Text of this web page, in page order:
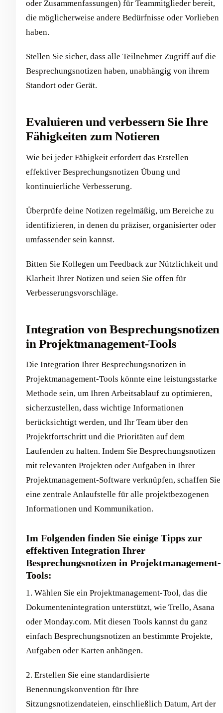
oder Zusammenfassungen) für Teammitglieder bereit,
die möglicherweise andere Bedürfnisse oder Vorlieben
haben.
Stellen Sie sicher, dass alle Teilnehmer Zugriff auf die
Besprechungsnotizen haben, unabhängig von ihrem
Standort oder Gerät.
Evaluieren und verbessern Sie Ihre
Fähigkeiten zum Notieren
Wie bei jeder Fähigkeit erfordert das Erstellen
effektiver Besprechungsnotizen Übung und
kontinuierliche Verbesserung.
Überprüfe deine Notizen regelmäßig, um Bereiche zu
identifizieren, in denen du präziser, organisierter oder
umfassender sein kannst.
Bitten Sie Kollegen um Feedback zur Nützlichkeit und
Klarheit Ihrer Notizen und seien Sie offen für
Verbesserungsvorschläge.
Integration von Besprechungsnotizen
in Projektmanagement-Tools
Die Integration Ihrer Besprechungsnotizen in
Projektmanagement-Tools könnte eine leistungsstarke
Methode sein, um Ihren Arbeitsablauf zu optimieren,
sicherzustellen, dass wichtige Informationen
berücksichtigt werden, und Ihr Team über den
Projektfortschritt und die Prioritäten auf dem
Laufenden zu halten. Indem Sie Besprechungsnotizen
mit relevanten Projekten oder Aufgaben in Ihrer
Projektmanagement-Software verknüpfen, schaffen Sie
eine zentrale Anlaufstelle für alle projektbezogenen
Informationen und Kommunikation.
Im Folgenden finden Sie einige Tipps zur
effektiven Integration Ihrer
Besprechungsnotizen in Projektmanagement-
Tools:
1. Wählen Sie ein Projektmanagement-Tool, das die
Dokumentenintegration unterstützt, wie Trello, Asana
oder Monday.com. Mit diesen Tools kannst du ganz
einfach Besprechungsnotizen an bestimmte Projekte,
Aufgaben oder Karten anhängen.
2. Erstellen Sie eine standardisierte
Benennungskonvention für Ihre
Sitzungsnotizendateien, einschließlich Datum, Art der